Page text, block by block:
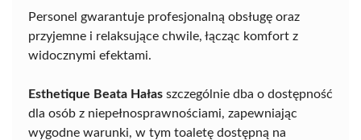
Personel gwarantuje profesjonalną obsługę oraz
przyjemne i relaksujące chwile, łącząc komfort z
widocznymi efektami.
Esthetique Beata Hałas szczególnie dba o dostępność
dla osób z niepełnosprawnościami, zapewniając
wygodne warunki, w tym toaletę dostępną na